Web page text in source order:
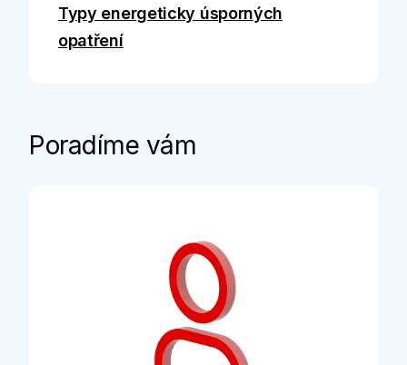
Typy energeticky úsporných
opatření
Poradíme vám